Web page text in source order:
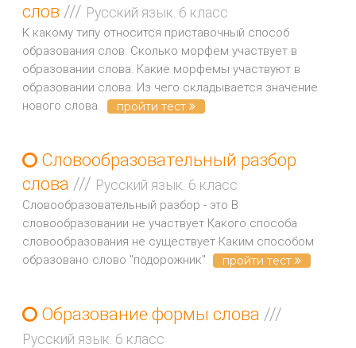
слов /// Русский язык. 6 класс
К какому типу относится приставочный способ
образования слов. Сколько морфем участвует в
образовании слова. Какие морфемы участвуют в
образовании слова. Из чего складывается значение
нового слова.
пройти тест
Словообразовательный разбор
слова /// Русский язык. 6 класс
Словообразовательный разбор - это В
словообразовании не участвует Какого способа
словообразования не существует Каким способом
образовано слово "подорожник"
пройти тест
Образование формы слова ///
Русский язык. 6 класс